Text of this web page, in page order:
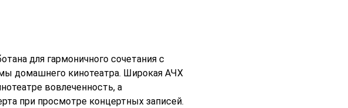
для гармоничного сочетания с
домашнего кинотеатра. Широкая АЧХ
вовлеченность, а
при просмотре концертных записей.